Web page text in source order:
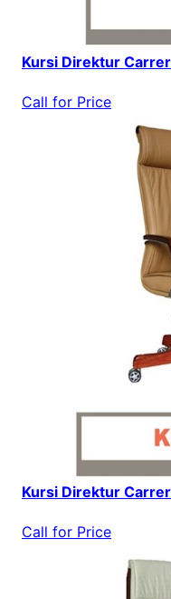
Kursi Direktur
Call for Price
Kursi Direktur
Call for Price